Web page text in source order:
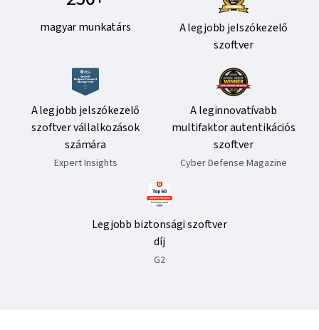
magyar munkatárs
A legjobb jelszókezelő
szoftver
A legjobb jelszókezelő
szoftver vállalkozások
számára
Expert Insights
A leginnovatívabb
multifaktor autentikációs
szoftver
Cyber Defense Magazine
Legjobb biztonsági szoftver
díj
G2